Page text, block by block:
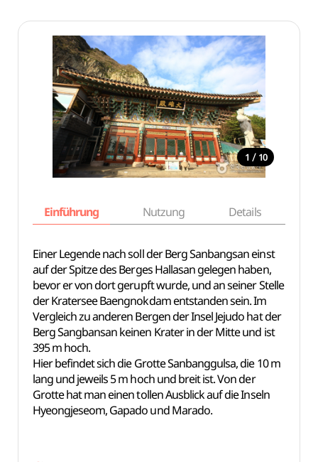
1 / 10
Einführung Nutzung Details
Einer Legende nach soll der Berg Sanbangsan einst
auf der Spitze des Berges Hallasan gelegen haben,
bevor er von dort gerupft wurde, und an seiner Stelle
der Kratersee Baengnokdam entstanden sein. Im
Vergleich zu anderen Bergen der Insel Jejudo hat der
Berg Sangbansan keinen Krater in der Mitte und ist
395 m hoch.
Hier befindet sich die Grotte Sanbanggulsa, die 10 m
lang und jeweils 5 m hoch und breit ist. Von der
Grotte hat man einen tollen Ausblick auf die Inseln
Hyeongjeseom, Gapado und Marado.